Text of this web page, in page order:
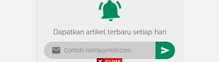
Dapatkan artikel terbaru setiap hari